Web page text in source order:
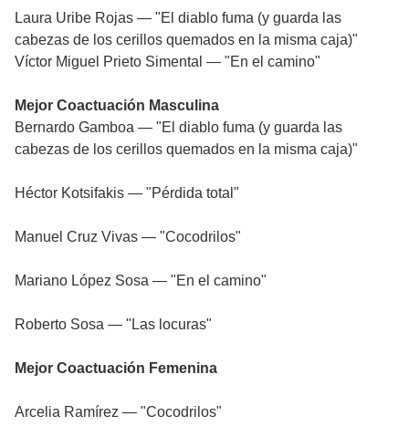
Laura Uribe Rojas — "El diablo fuma (y guarda las
cabezas de los cerillos quemados en la misma caja)"
Víctor Miguel Prieto Simental — "En el camino"
Mejor Coactuación Masculina
Bernardo Gamboa — "El diablo fuma (y guarda las
cabezas de los cerillos quemados en la misma caja)"
Héctor Kotsifakis — "Pérdida total"
Manuel Cruz Vivas — "Cocodrilos"
Mariano López Sosa — "En el camino"
Roberto Sosa — "Las locuras"
Mejor Coactuación Femenina
Arcelia Ramírez — "Cocodrilos"